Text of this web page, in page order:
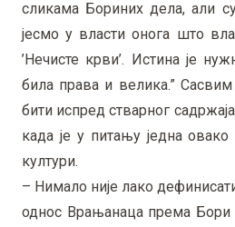
сликама Бориних дела, али
јесмо у власти онога што
’Нечисте крви’. Истина је
била права и велика.”
бити испред стварног
када је у питању једна
култури.
– Нимало није лако
однос Врањанаца према Бори